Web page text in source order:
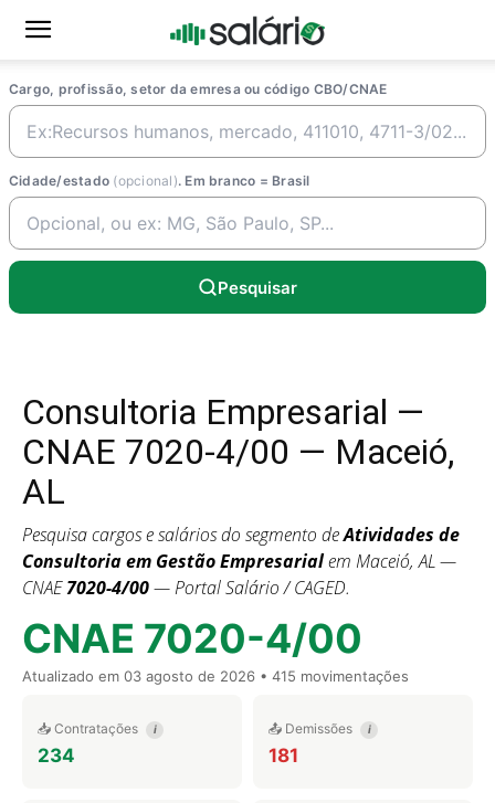
Cargo, profissão, setor da emresa ou código CBO/CNAE
Cidade/estado (opcional). Em branco = Brasil
Pesquisar
Consultoria Empresarial —
CNAE 7020-4/00 — Maceió,
AL
Pesquisa cargos e salários do segmento deAtividades de
Consultoria em Gestão Empresarialem Maceió, AL —
CNAE7020-4/00— Portal Salário / CAGED.
CNAE 7020-4/00
Atualizado em 03 agosto de 2026 • 415 movimentações
📥 Contratações i
234
📤 Demissões i
181